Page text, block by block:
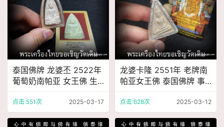
泰国佛牌 龙婆丕 2522年
葡萄奶南帕亚 女王佛 生
安 逢凶化吉
点击:551次 2025-03-17
龙婆卡隆 2551年 老牌南
帕亚女王佛 泰国佛牌 事
望
点击:628次 2025-03-12